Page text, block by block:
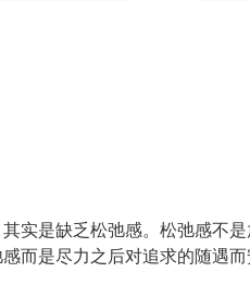
实是缺乏松弛感。松弛感不
而是尽力之后对追求的随遇